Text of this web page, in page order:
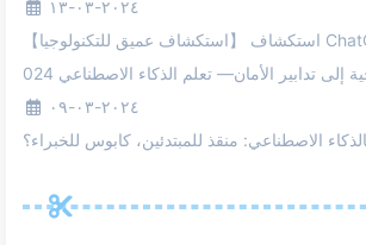
٢٠٢٤-٠٣-١٣
【استكشاف عميق للتكنولوجيا】 استكشاف ChatGPT: عملية تجاوز
إلى تدابير الأمان— تعلم الذكاء الاصطناعي 024
٢٠٢٤-٠٣-٠٩
الاصطناعي: منقذ للمبتدئين، كابوس للخبراء؟